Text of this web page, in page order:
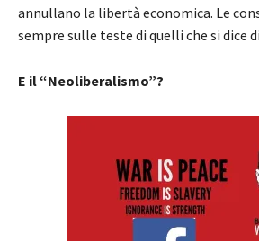
annullano la libertà economica. Le
sempre sulle teste di quelli che si dice
E il “Neoliberalismo”?